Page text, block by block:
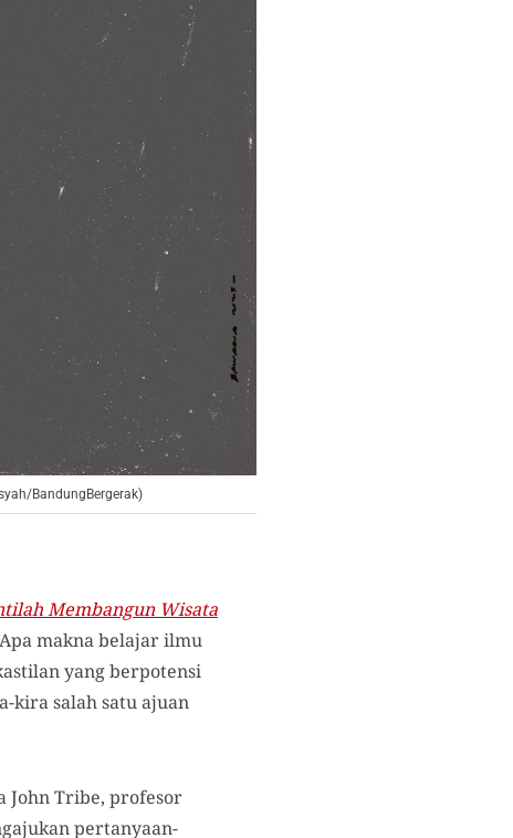
BandungBergerak)
Membangun Wisata
makna belajar ilmu
yang berpotensi
kira salah satu ajuan
John Tribe, profesor
pertanyaan-